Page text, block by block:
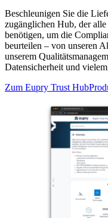
Beschleunigen Sie die
zugänglichen Hub, der
benötigen, um die
beurteilen – von unseren
unserem
Datensicherheit und
Zum Eupry Trust Hub